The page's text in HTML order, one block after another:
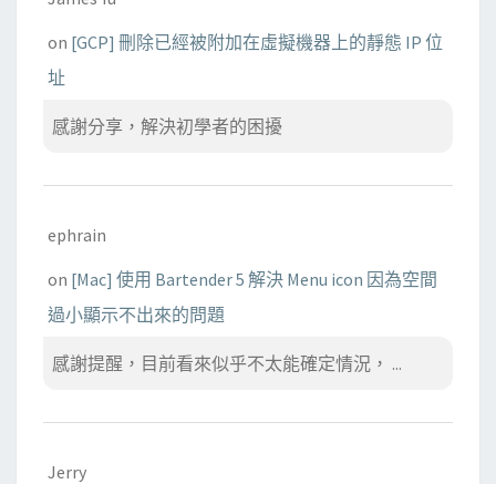
on [GCP] 刪除已經被附加在虛擬機器上的靜態 IP 位
址
感謝分享，解決初學者的困擾
ephrain
on [Mac] 使用 Bartender 5 解決 Menu icon 因為空間
過小顯示不出來的問題
感謝提醒，目前看來似乎不太能確定情況， ...
Jerry